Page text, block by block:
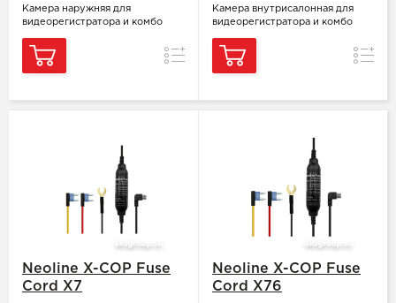
Камера наружняя для
видеорегистратора и комбо
Сравнение
Камера внутрисалонная для
видеорегистратора и комбо
Neoline X-COP Fuse
Cord X7
Neoline X-COP Fuse
Cord X76